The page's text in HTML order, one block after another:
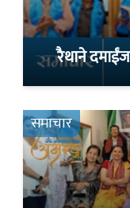
रैथाने
समाचार